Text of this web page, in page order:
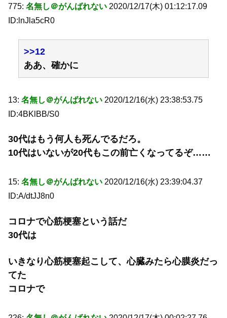
775: 名無し＠がんばれない 2020/12/17(木) 01:12:17.09
ID:lnJla5cR0
>>12
ああ、確かに
13: 名無し＠がんばれない 2020/12/16(水) 23:38:53.75
ID:4BKlBB/S0
30代はもう何人も死んでるだろ。
10代はいないが20代もこの前亡くなってるぞ……
15: 名無し＠がんばれない 2020/12/16(水) 23:39:04.37
ID:A/dtJJ8n0
コロナで心筋梗塞という話だ
30代は
いきなり心筋梗塞起こして、心臓みたら心膜炎だっ
てた
コロナで